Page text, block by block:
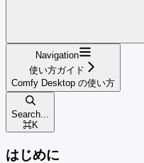
Navigation
使い方ガイド
Comfy Desktop の使い方
Search...
⌘K
はじめに